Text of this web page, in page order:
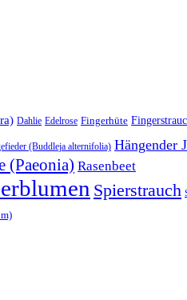
Dahlie Edelrose Fingerhüte
(Buddleja alternifolia) Hängender
(Paeonia) Rasenbeet
Spierstrauch